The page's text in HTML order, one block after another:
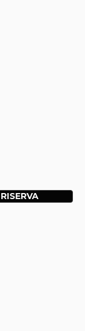
RISERVA